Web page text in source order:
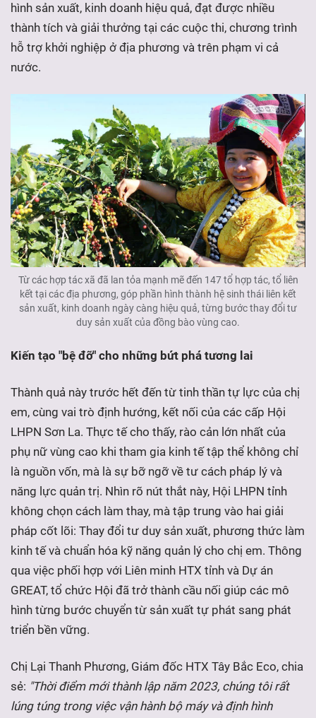
hình sản xuất, kinh doanh hiệu quả, đạt được nhiều
thành tích và giải thưởng tại các cuộc thi, chương trình
hỗ trợ khởi nghiệp ở địa phương và trên phạm vi cả
nước.
Từ các hợp tác xã đã lan tỏa mạnh mẽ đến 147 tổ hợp tác, tổ liên
kết tại các địa phương, góp phần hình thành hệ sinh thái liên kết
sản xuất, kinh doanh ngày càng hiệu quả, từng bước thay đổi tư
duy sản xuất của đồng bào vùng cao.
Kiến tạo "bệ đỡ" cho những bứt phá tương lai
Thành quả này trước hết đến từ tinh thần tự lực của chị
em, cùng vai trò định hướng, kết nối của các cấp Hội
LHPN Sơn La. Thực tế cho thấy, rào cản lớn nhất của
phụ nữ vùng cao khi tham gia kinh tế tập thể không chỉ
là nguồn vốn, mà là sự bỡ ngỡ về tư cách pháp lý và
năng lực quản trị. Nhìn rõ nút thắt này, Hội LHPN tỉnh
không chọn cách làm thay, mà tập trung vào hai giải
pháp cốt lõi: Thay đổi tư duy sản xuất, phương thức làm
kinh tế và chuẩn hóa kỹ năng quản lý cho chị em. Thông
qua việc phối hợp với Liên minh HTX tỉnh và Dự án
GREAT, tổ chức Hội đã trở thành cầu nối giúp các mô
hình từng bước chuyển từ sản xuất tự phát sang phát
triển bền vững.
Chị Lại Thanh Phương, Giám đốc HTX Tây Bắc Eco, chia
sẻ: "Thời điểm mới thành lập năm 2023, chúng tôi rất
lúng túng trong việc vận hành bộ máy và định hình